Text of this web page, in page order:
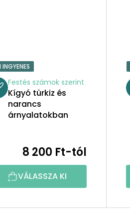
INGYENES
Festés számok szerint
Kígyó türkiz és
narancs
árnyalatokban
8 200 Ft-tól
VÁLASSZA KI